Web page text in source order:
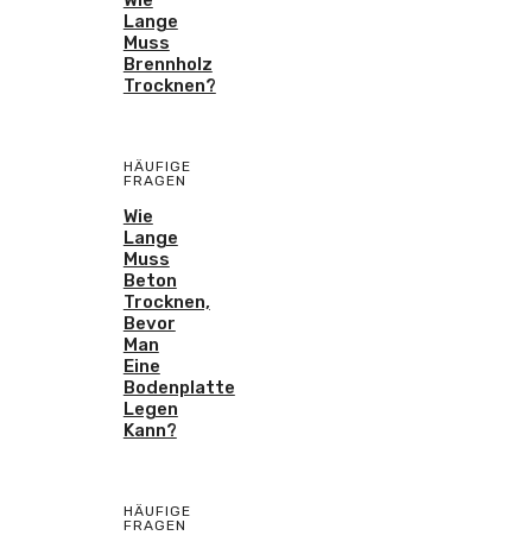
Lange
Muss
Brennholz
Trocknen?
HÄUFIGE
FRAGEN
Wie
Lange
Muss
Beton
Trocknen,
Bevor
Man
Eine
Bodenplatte
Legen
Kann?
HÄUFIGE
FRAGEN